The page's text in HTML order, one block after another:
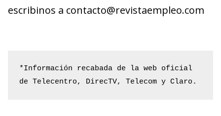
escribinos a contacto@revistaempleo.com
*Información recabada de la web oficial
de Telecentro, DirecTV, Telecom y Claro.